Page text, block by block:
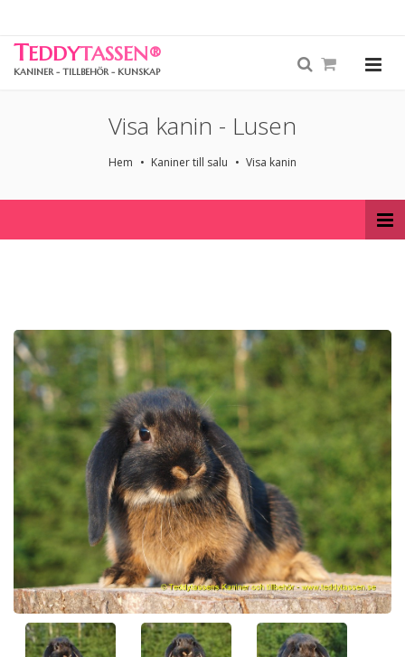
TEDDYTASSEN®
KANINER - TILLBEHÖR - KUNSKAP
Visa kanin - Lusen
Hem Kaniner till salu Visa kanin